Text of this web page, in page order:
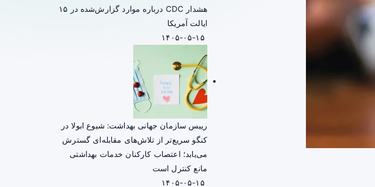
هشدار CDC درباره موارد گزارش‌شده در ۱۵
ایالت آمریکا
رییس سازمان جهانی بهداشت: شیوع ابولا در
کنگو سریع‌تر از تلاش‌های مقابله‌ای گسترش
می‌یابد؛ اعتصاب کارکنان خدمات بهداشتی
مانع کنترل است